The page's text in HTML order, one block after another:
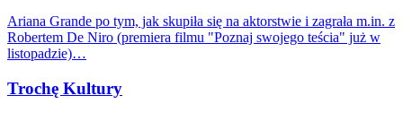
Ariana Grande po tym, jak skupiła się na aktorstwie i zagrała m.in. z
Robertem De Niro (premiera filmu "Poznaj swojego teścia" już w
listopadzie)…
Trochę Kultury